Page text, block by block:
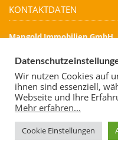
KONTAKTDATEN
Mangold Immobilien GmbH
Kapellenstraße 74
88471 Laupheim
Telefon: 07392 700 06 62
Mobil: 0173 7638 667
E-Mail:info@mangold-
Wir nutzen Cookies auf
ihnen sind essenziell,
Webseite und Ihre
Mehr erfahren...
Cookie Einstellungen